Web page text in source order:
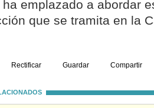
emplazado a abordar
que se tramita en la
Rectificar Guardar Compartir